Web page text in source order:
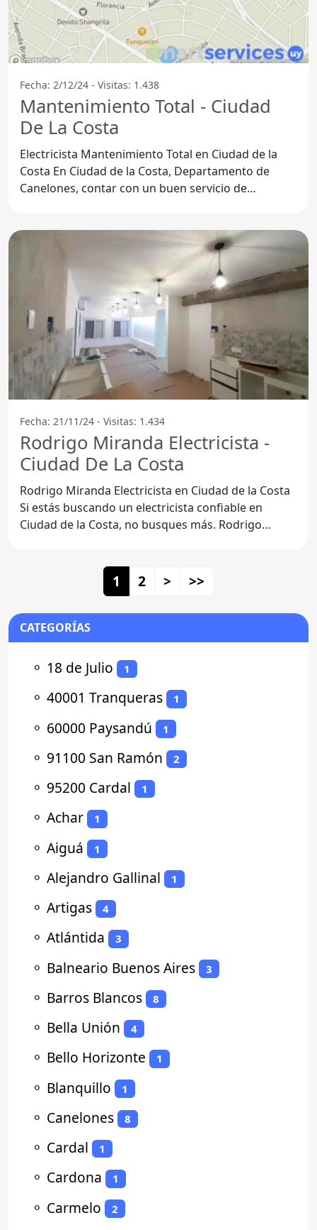
Fecha: 2/12/24 - Visitas: 1.438
Mantenimiento Total - Ciudad
De La Costa
Electricista Mantenimiento Total en Ciudad de la
Costa En Ciudad de la Costa, Departamento de
Canelones, contar con un buen servicio de
Fecha: 21/11/24 - Visitas: 1.434
Rodrigo Miranda Electricista -
Ciudad De La Costa
Rodrigo Miranda Electricista en Ciudad de la Costa
Si estás buscando un electricista confiable en
Ciudad de la Costa, no busques más. Rodrigo
1 2 > >>
CATEGORÍAS
⚬ 18 de Julio 1
⚬ 40001 Tranqueras 1
⚬ 60000 Paysandú 1
⚬ 91100 San Ramón 2
⚬ 95200 Cardal 1
⚬ Achar 1
⚬ Aiguá 1
⚬ Alejandro Gallinal 1
⚬ Artigas 4
⚬ Atlántida 3
⚬ Balneario Buenos Aires 3
⚬ Barros Blancos 8
⚬ Bella Unión 4
⚬ Bello Horizonte 1
⚬ Blanquillo 1
⚬ Canelones 8
⚬ Cardal 1
⚬ Cardona 1
⚬ Carmelo 2